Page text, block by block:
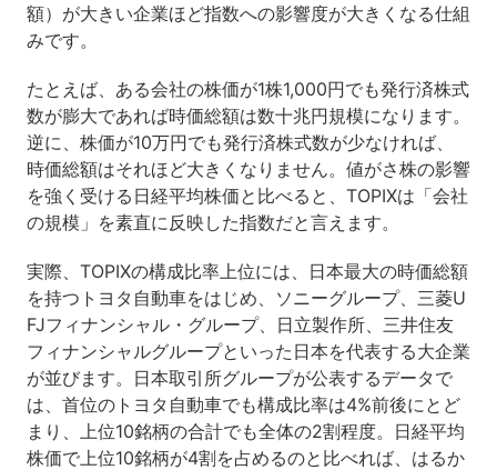
額）が大きい企業ほど指数への影響度が大きくなる仕組
みです。
たとえば、ある会社の株価が1株1,000円でも発行済株式
数が膨大であれば時価総額は数十兆円規模になります。
逆に、株価が10万円でも発行済株式数が少なければ、
時価総額はそれほど大きくなりません。値がさ株の影響
を強く受ける日経平均株価と比べると、TOPIXは「会社
の規模」を素直に反映した指数だと言えます。
実際、TOPIXの構成比率上位には、日本最大の時価総額
を持つトヨタ自動車をはじめ、ソニーグループ、三菱U
FJフィナンシャル・グループ、日立製作所、三井住友
フィナンシャルグループといった日本を代表する大企業
が並びます。日本取引所グループが公表するデータで
は、首位のトヨタ自動車でも構成比率は4%前後にとど
まり、上位10銘柄の合計でも全体の2割程度。日経平均
株価で上位10銘柄が4割を占めるのと比べれば、はるか